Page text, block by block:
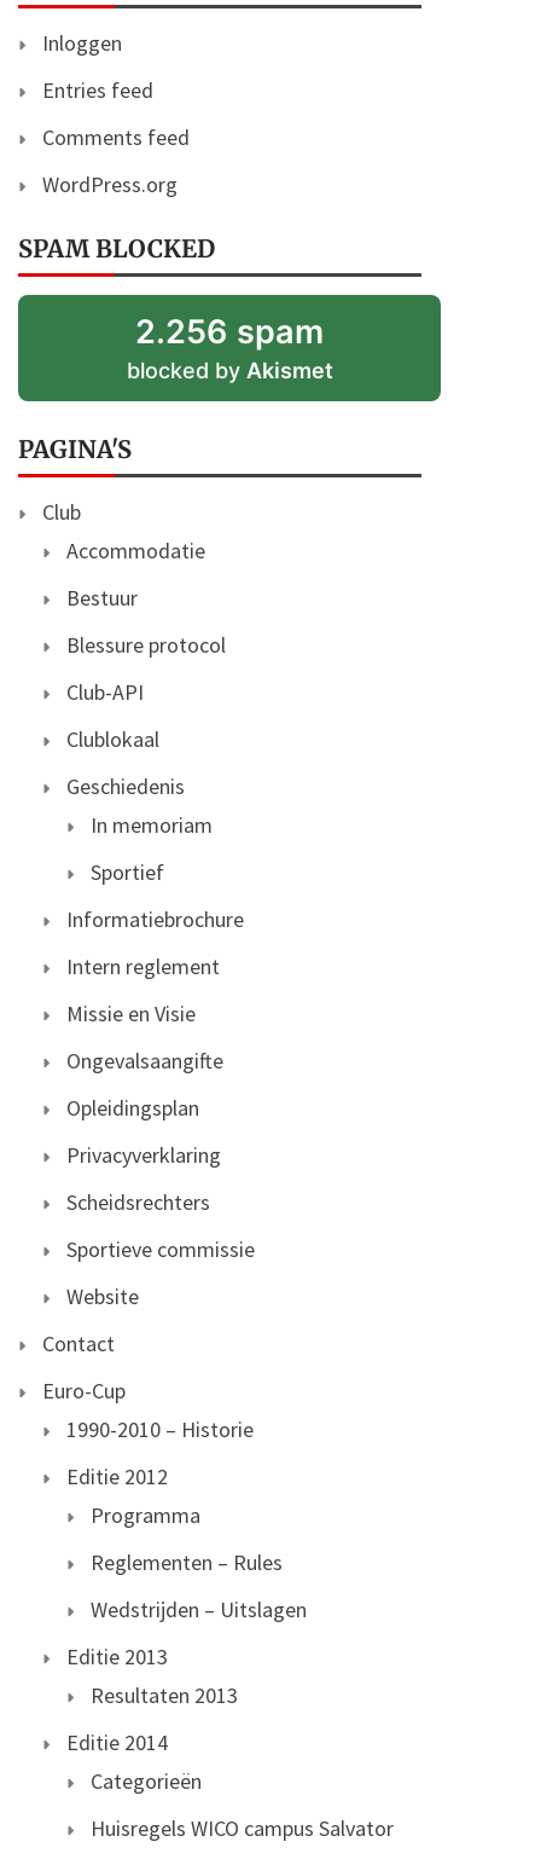
Inloggen
Entries feed
Comments feed
WordPress.org
SPAM BLOCKED
2.256 spam
blocked by Akismet
PAGINA'S
Club
Accommodatie
Bestuur
Blessure protocol
Club-API
Clublokaal
Geschiedenis
In memoriam
Sportief
Informatiebrochure
Intern reglement
Missie en Visie
Ongevalsaangifte
Opleidingsplan
Privacyverklaring
Scheidsrechters
Sportieve commissie
Website
Contact
Euro-Cup
1990-2010 – Historie
Editie 2012
Programma
Reglementen – Rules
Wedstrijden – Uitslagen
Editie 2013
Resultaten 2013
Editie 2014
Categorieën
Huisregels WICO campus Salvator